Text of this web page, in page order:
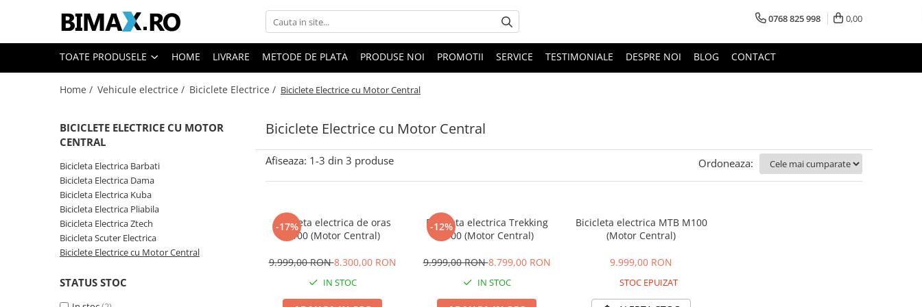
Toate Produsele
Triciclete Electrice
➔ Cu 2 Locuri
➔ Acoperita
➔ Adulti - Fara permis
➔ Adulti - 2 Locuri
➔ Adulti - cu Cabina
➔ Cu 3 Roti
➔ Cu Cabina
➔ Cu Cabina fara Permis
➔ Cu Remorca
0768 825 998 0,00
TOATE PRODUSELE HOME LIVRARE METODE DE PLATA PRODUSE NOI PROMOTII SERVICE TESTIMONIALE DESPRE NOI BLOG CONTACT
Home / Vehicule electrice / Biciclete Electrice / Biciclete Electrice cu Motor Central
Biciclete Electrice cu Motor Central
BICICLETE ELECTRICE CU MOTOR
CENTRAL
Bicicleta Electrica Barbati
Bicicleta Electrica Dama
Bicicleta Electrica Kuba
Bicicleta Electrica Pliabila
Bicicleta Electrica Ztech
Bicicleta Scuter Electrica
Biciclete Electrice cu Motor Central
STATUS STOC
Afiseaza: 1-3 din 3 produse Ordoneaza:
-17%
Bicicleta electrica de oras
C100 (Motor Central)
9.999,00 RON8.300,00 RON
IN STOC
-12%
Bicicleta electrica Trekking
T100 (Motor Central)
9.999,00 RON8.799,00 RON
IN STOC
Bicicleta electrica MTB M100
(Motor Central)
9.999,00 RON
STOC EPUIZAT